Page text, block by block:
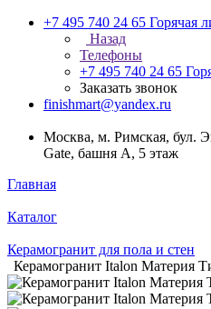
+7 495 740 24 65 Горячая
Назад
Телефоны
+7 495 740 24 65
Заказать звонок
finishmart@yandex.ru
Москва, м. Римская, бул.
Gate, башня А, 5 этаж
Главная
Каталог
Керамогранит для пола и стен
Керамогранит Italon Материя